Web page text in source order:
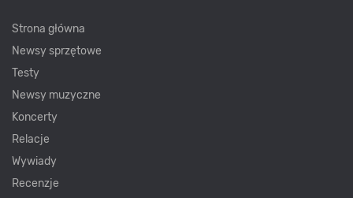
Strona główna
Newsy sprzętowe
Testy
Newsy muzyczne
Koncerty
Relacje
Wywiady
Recenzje